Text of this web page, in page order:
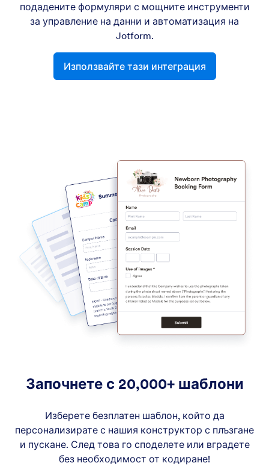
подадените формуляри с мощните инструменти
за управление на данни и автоматизация на
Jotform.
Използвайте тази интеграция
Започнете с 20,000+ шаблони
Изберете безплатен шаблон, който да
персонализирате с нашия конструктор с плъзгане
и пускане. След това го споделете или вградете
без необходимост от кодиране!